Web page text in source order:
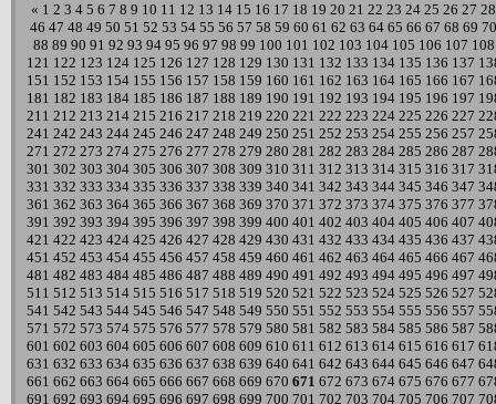
« 1 2 3 4 5 6 7 8 9 10 11 12 13 14 15 16 17 18 19 20 21 22 23 24 25 26 27 28
46 47 48 49 50 51 52 53 54 55 56 57 58 59 60 61 62 63 64 65 66 67 68 69 70
88 89 90 91 92 93 94 95 96 97 98 99 100 101 102 103 104 105 106 107 108
121 122 123 124 125 126 127 128 129 130 131 132 133 134 135 136 137
151 152 153 154 155 156 157 158 159 160 161 162 163 164 165 166 167
181 182 183 184 185 186 187 188 189 190 191 192 193 194 195 196 197
211 212 213 214 215 216 217 218 219 220 221 222 223 224 225 226 227
241 242 243 244 245 246 247 248 249 250 251 252 253 254 255 256 257
271 272 273 274 275 276 277 278 279 280 281 282 283 284 285 286 287
301 302 303 304 305 306 307 308 309 310 311 312 313 314 315 316 317
331 332 333 334 335 336 337 338 339 340 341 342 343 344 345 346 347
361 362 363 364 365 366 367 368 369 370 371 372 373 374 375 376 377
391 392 393 394 395 396 397 398 399 400 401 402 403 404 405 406 407
421 422 423 424 425 426 427 428 429 430 431 432 433 434 435 436 437
451 452 453 454 455 456 457 458 459 460 461 462 463 464 465 466 467
481 482 483 484 485 486 487 488 489 490 491 492 493 494 495 496 497
511 512 513 514 515 516 517 518 519 520 521 522 523 524 525 526 527
541 542 543 544 545 546 547 548 549 550 551 552 553 554 555 556 557
571 572 573 574 575 576 577 578 579 580 581 582 583 584 585 586 587
601 602 603 604 605 606 607 608 609 610 611 612 613 614 615 616 617
631 632 633 634 635 636 637 638 639 640 641 642 643 644 645 646 647
661 662 663 664 665 666 667 668 669 670 671 672 673 674 675 676 677
691 692 693 694 695 696 697 698 699 700 701 702 703 704 705 706 707